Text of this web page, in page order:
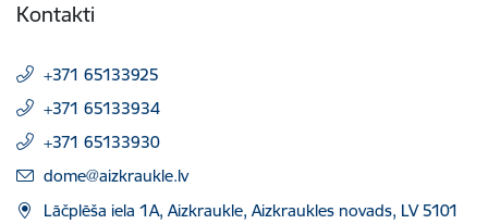
Kontakti
+371 65133925
+371 65133934
+371 65133930
E-pasts:
dome@aizkraukle.lv
Lāčplēša iela 1A, Aizkraukle, Aizkraukles novads, LV 5101